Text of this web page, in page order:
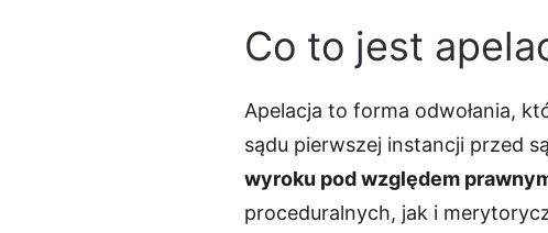
Co to jest
Apelacja to forma odwołania,
sądu pierwszej instancji przed
wyroku pod względem
proceduralnych, jak i